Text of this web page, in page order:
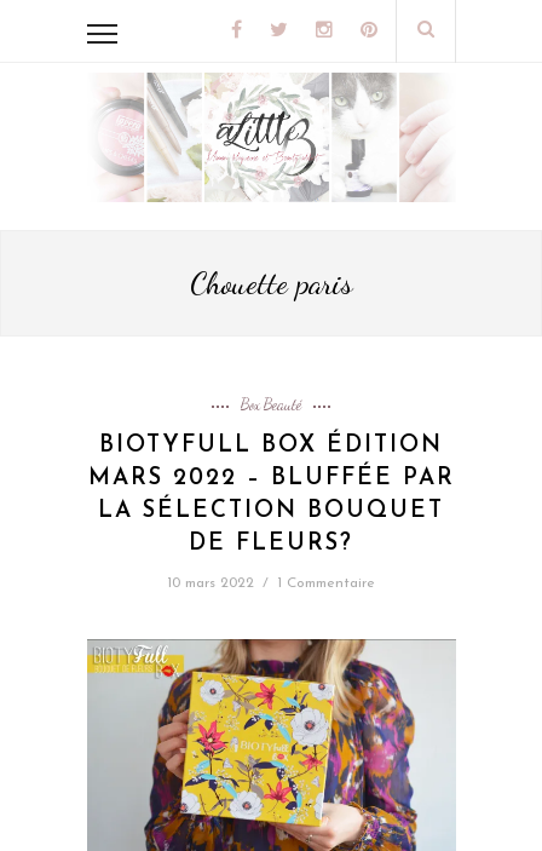
Chouette paris
Box Beauté
BIOTYFULL BOX ÉDITION
MARS 2022 – BLUFFÉE PAR
LA SÉLECTION BOUQUET
DE FLEURS?
10 mars 2022 / 1 Commentaire